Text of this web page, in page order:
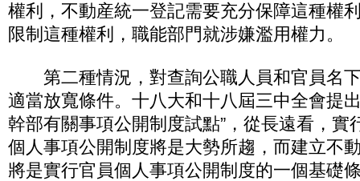
權利，不動産統一登記需要充分保障這種權
限制這種權利，職能部門就涉嫌濫用權力。
第二種情況，對查詢公職人員和官員名
適當放寬條件。十八大和十八屆三中全會提
幹部有關事項公開制度試點”，從長遠看，實
個人事項公開制度將是大勢所趨，而建立不
將是實行官員個人事項公開制度的一個基礎